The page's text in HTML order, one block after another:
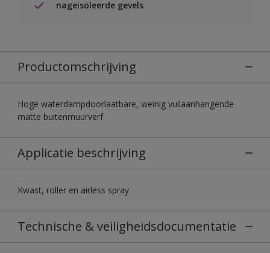
nageisoleerde gevels
Productomschrijving
Hoge waterdampdoorlaatbare, weinig vuilaanhangende
matte buitenmuurverf
Applicatie beschrijving
Kwast, roller en airless spray
Technische & veiligheidsdocumentatie